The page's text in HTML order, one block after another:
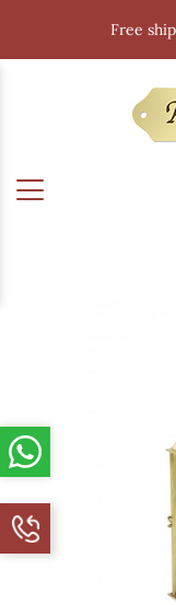
Free